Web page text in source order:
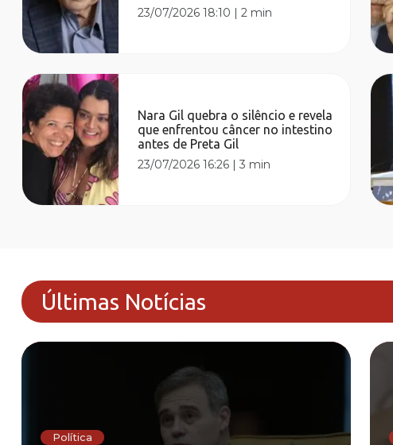
23/07/2026 18:10 |2 min
Nara Gil quebra o silêncio e revela
que enfrentou câncer no intestino
antes de Preta Gil
23/07/2026 16:26 |3 min
Últimas Notícias
Política